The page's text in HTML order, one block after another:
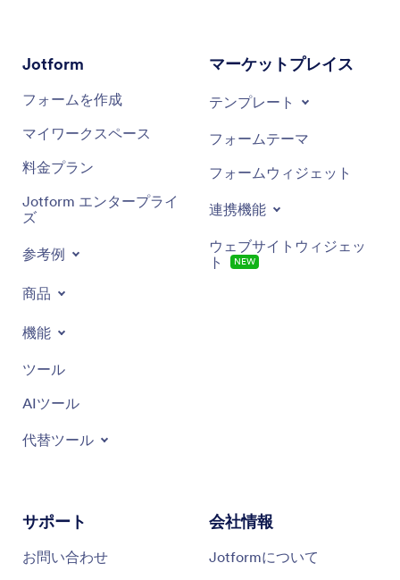
Jotform
フォームを作成
マイワークスペース
料金プラン
Jotform エンタープライ
ズ
参考例
商品
機能
ツール
AIツール
代替ツール
マーケットプレイス
テンプレート
フォームテーマ
フォームウィジェット
連携機能
ウェブサイトウィジェッ
ト
NEW
サポート
お問い合わせ
会社情報
Jotformについて